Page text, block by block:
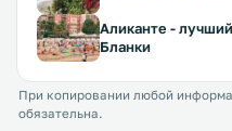
Аликанте -
Бланки
При копировании любой
обязательна.